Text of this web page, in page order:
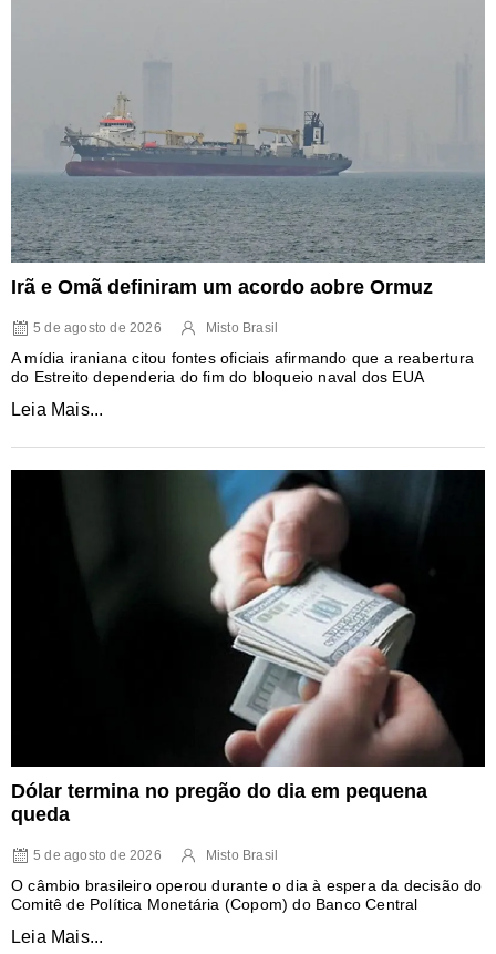
Irã e Omã definiram um acordo aobre Ormuz
5 de agosto de 2026 Misto Brasil
A mídia iraniana citou fontes oficiais afirmando que a reabertura
do Estreito dependeria do fim do bloqueio naval dos EUA
Leia Mais...
Dólar termina no pregão do dia em pequena
queda
5 de agosto de 2026 Misto Brasil
O câmbio brasileiro operou durante o dia à espera da decisão do
Comitê de Política Monetária (Copom) do Banco Central
Leia Mais...